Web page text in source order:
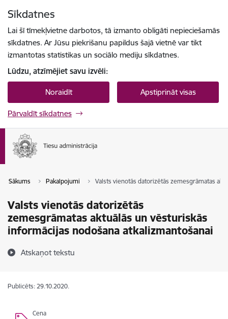
Sīkdatnes
Lai šī tīmekļvietne darbotos, tā izmanto obligāti nepieciešamās
sīkdatnes. Ar Jūsu piekrišanu papildus šajā vietnē var tikt
izmantotas statistikas un sociālo mediju sīkdatnes.
Lūdzu, atzīmējiet savu izvēli:
Noraidīt Apstiprināt visas
Pārvaldīt sīkdatnes
Sākums Pakalpojumi Valsts vienotās datorizētās zemesgrāmatas
Valsts vienotās datorizētās
zemesgrāmatas aktuālās un vēsturiskās
informācijas nodošana atkalizmantošanai
Atskaņot tekstu
Publicēts: 29.10.2020.
Cena